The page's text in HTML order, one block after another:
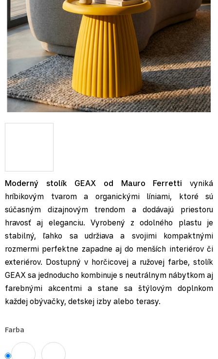
Moderný stolík GEAX od Mauro Ferretti vyniká
hríbikovým tvarom a organickými líniami, ktoré sú
súčasným dizajnovým trendom a dodávajú priestoru
hravosť aj eleganciu. Vyrobený z odolného plastu je
stabilný, ľahko sa udržiava a svojimi kompaktnými
rozmermi perfektne zapadne aj do menších interiérov či
exteriérov. Dostupný v horčicovej a ružovej farbe, stolík
GEAX sa jednoducho kombinuje s neutrálnym nábytkom aj
farebnými akcentmi a stane sa štýlovým doplnkom
každej obývačky, detskej izby alebo terasy.
Farba